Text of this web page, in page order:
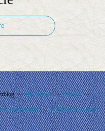
Top articles Contact
personnelles Préférences cookies